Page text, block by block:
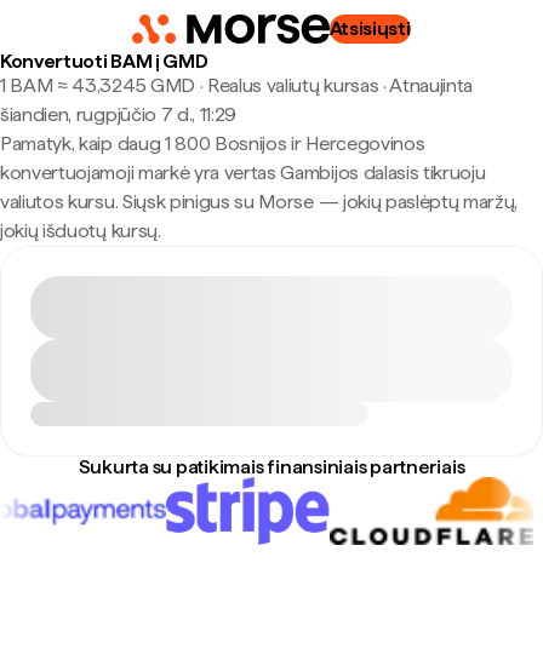
Atsisiųsti
Konvertuoti BAM į GMD
1 BAM ≈ 43,3245 GMD · Realus valiutų kursas ·Atnaujinta
šiandien, rugpjūčio 7 d., 11:29
Pamatyk, kaip daug 1 800 Bosnijos ir Hercegovinos
konvertuojamoji markė yra vertas Gambijos dalasis tikruoju
valiutos kursu. Siųsk pinigus su Morse — jokių paslėptų maržų,
jokių išduotų kursų.
Sukurta su patikimais finansiniais partneriais